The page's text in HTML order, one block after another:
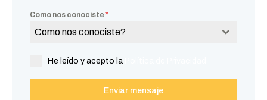
Como nos conociste *
Como nos conociste?
He leído y acepto la
Enviar mensaje